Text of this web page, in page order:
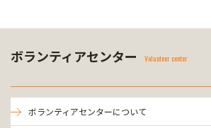
ボランティアセンター Volunteer center
ボランティアセンターについて